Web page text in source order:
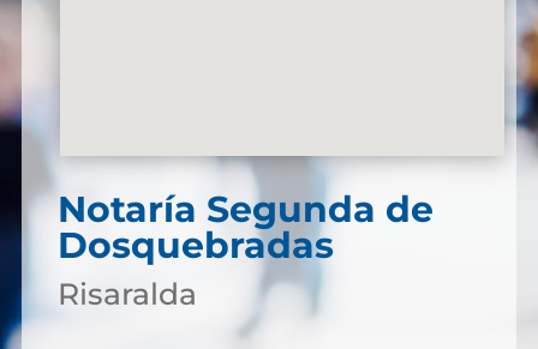
Notaría Segunda de
Dosquebradas
Risaralda